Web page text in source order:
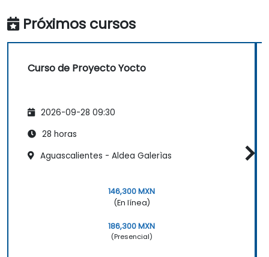
Próximos cursos
Curso de Proyecto Yocto
2026-09-28 09:30
28 horas
Aguascalientes - Aldea Galerìas
146,300 MXN
(En línea)
186,300 MXN
(Presencial)